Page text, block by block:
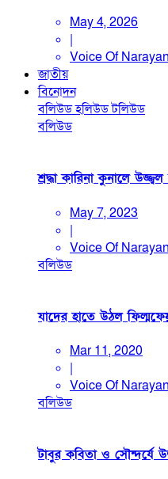
May 4, 2026
|
Voice Of
জাতীয়
বিনোদন
বলিউডহলিউডটলিউড
বলিউড
শ্রদ্ধা কারিনা কুনালে
May 7, 2023
|
Voice Of
বলিউড
যাদের হাতে উঠল
Mar 11, 2020
|
Voice Of
বলিউড
টাবুর কবিতা ও সৌন্দর্যে